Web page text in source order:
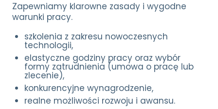
Zapewniamy klarowne zasady i wygodne
warunki pracy.
szkolenia z zakresu nowoczesnych
technologii,
elastyczne godziny pracy oraz wybór
formy zatrudnienia (umowa o pracę lub
zlecenie),
konkurencyjne wynagrodzenie,
realne możliwości rozwoju i awansu.